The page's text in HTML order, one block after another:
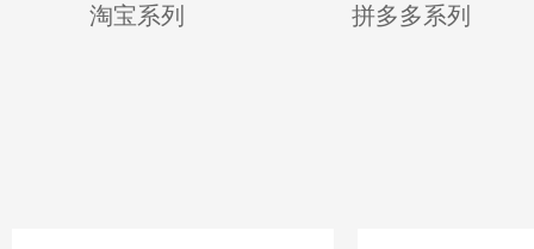
淘宝系列 拼多多系列